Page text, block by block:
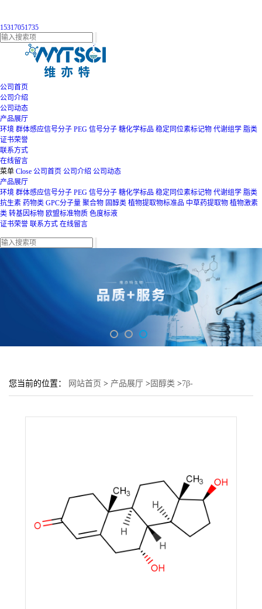
15317051735
公司首页
公司介绍
公司动态
产品展厅
环境 群体感应信号分子 PEG 信号分子 糖化学标品 稳定同位素标记物 代谢组学 脂类
证书荣誉
联系方式
在线留言
菜单 Close 公司首页 公司介绍 公司动态
产品展厅
环境 群体感应信号分子 PEG 信号分子 糖化学标品 稳定同位素标记物 代谢组学 脂类
抗生素 药物类 GPC分子量 聚合物 固醇类 植物提取物标准品 中草药提取物 植物激素
类 转基因标物 欧盟标准物质 色度标液
证书荣誉 联系方式 在线留言
您当前的位置： 网站首页 > 产品展厅 > 固醇类 >7β-